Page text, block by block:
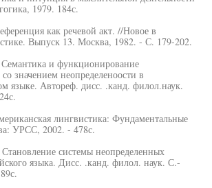
1979. 184с.
как речевой акт. //Новое в
Выпуск 13. Москва, 1982. - С. 179-202.
и функционирование
значением неопределеноости в
языке. Автореф. дисс. .канд. филол.наук.
лингвистика: Фундаментальные
УРСС, 2002. - 478с.
системы неопределенных
языка. Дисс. .канд. филол. наук. С.-